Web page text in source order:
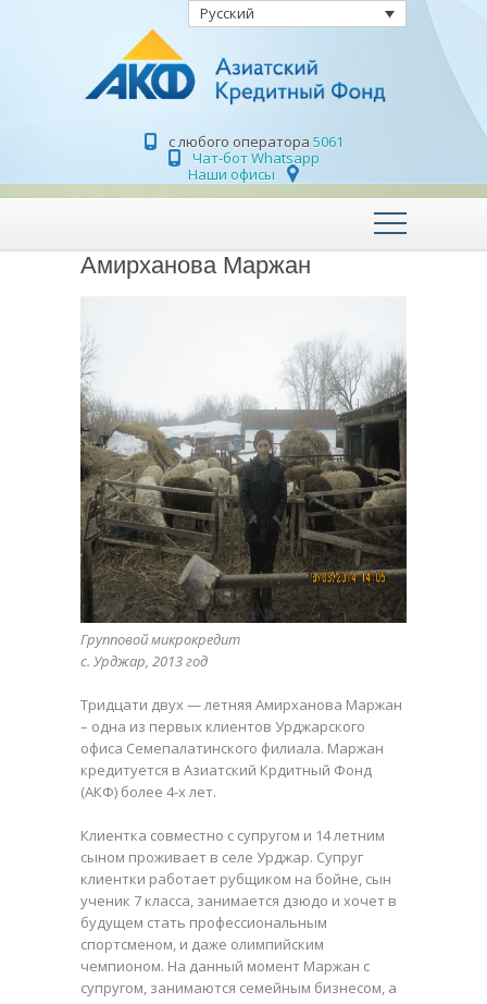
Русский
с любого оператора 5061
Чат-бот Whatsapp
Наши офисы
Амирханова Маржан
Групповой микрокредит
с. Урджар, 2013 год
Тридцати двух — летняя Амирханова Маржан
– одна из первых клиентов Урджарского
офиса Семепалатинского филиала. Маржан
кредитуется в Азиатский Крдитный Фонд
(АКФ) более 4-х лет.
Клиентка совместно с супругом и 14 летним
сыном проживает в селе Урджар. Супруг
клиентки работает рубщиком на бойне, сын
ученик 7 класса, занимается дзюдо и хочет в
будущем стать профессиональным
спортсменом, и даже олимпийским
чемпионом. На данный момент Маржан с
супругом, занимаются семейным бизнесом, а